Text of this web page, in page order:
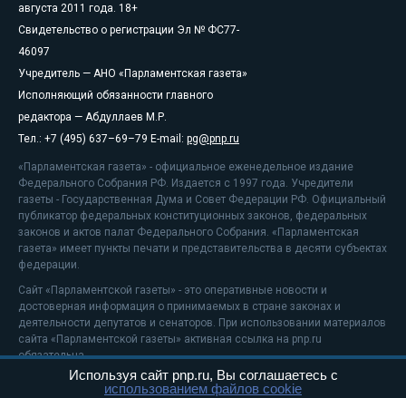
августа 2011 года. 18+
Свидетельство о регистрации Эл № ФС77-
46097
Учредитель — АНО «Парламентская газета»
Исполняющий обязанности главного
редактора — Абдуллаев М.Р.
Тел.: +7 (495) 637–69–79 E-mail: pg@pnp.ru
«Парламентская газета» - официальное еженедельное издание
Федерального Собрания РФ. Издается с 1997 года. Учредители
газеты - Государственная Дума и Совет Федерации РФ. Официальный
публикатор федеральных конституционных законов, федеральных
законов и актов палат Федерального Собрания. «Парламентская
газета» имеет пункты печати и представительства в десяти субъектах
федерации.
Сайт «Парламентской газеты» - это оперативные новости и
достоверная информация о принимаемых в стране законах и
деятельности депутатов и сенаторов. При использовании материалов
сайта «Парламентской газеты» активная ссылка на pnp.ru
обязательна.
На информационном ресурсе применяютсярекомендательные
Используя сайт pnp.ru, Вы соглашаетесь с
использованием файлов cookie